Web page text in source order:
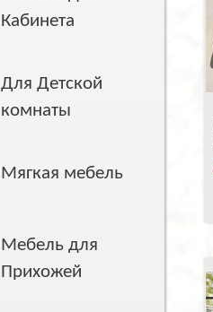
Кабинета
Для Детской
комнаты
Мягкая мебель
Мебель для
Прихожей